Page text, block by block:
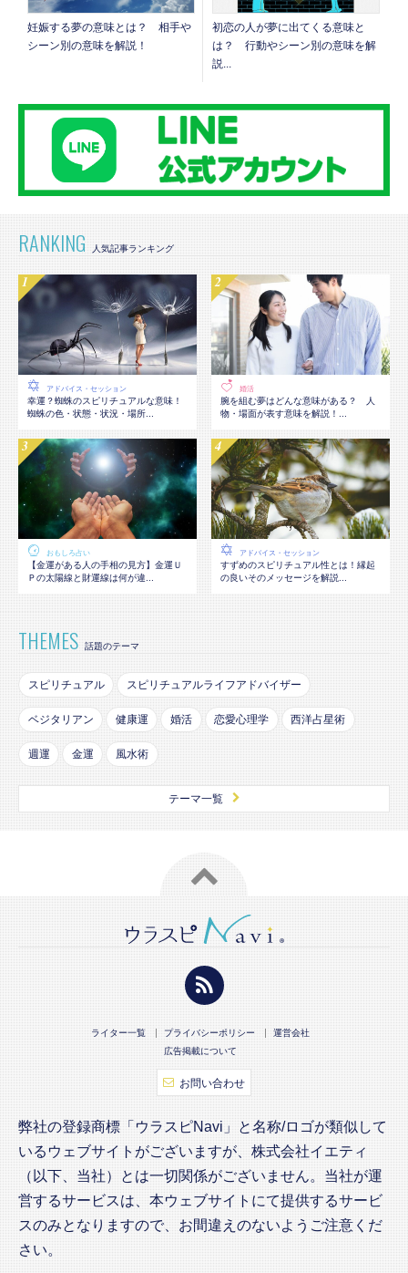
妊娠する夢の意味とは？ 相手や
シーン別の意味を解説！
初恋の人が夢に出てくる意味と
は？ 行動やシーン別の意味を解
説...
RANKING
アドバイス・セッション
幸運？蜘蛛のスピリチュアルな意味！
蜘蛛の色・状態・状況・場所...
婚活
腕を組む夢はどんな意味がある？ 人
物・場面が表す意味を解説！...
おもしろ占い
【金運がある人の手相の見方】金運Ｕ
Ｐの太陽線と財運線は何が違...
アドバイス・セッション
すずめのスピリチュアル性とは！縁起
の良いそのメッセージを解説...
THEMES 話題のテーマ
スピリチュアル スピリチュアルライフアドバイザー
ベジタリアン 健康運 婚活 恋愛心理学 西洋占星術
週運 金運 風水術
テーマ一覧
ライター一覧 プライバシーポリシー
運営会社
広告掲載について
お問い合わせ
弊社の登録商標「ウラスピNavi」と名称/ロゴが類似して
いるウェブサイトがございますが、株式会社イエティ
（以下、当社）とは一切関係がございません。当社が運
営するサービスは、本ウェブサイトにて提供するサービ
スのみとなりますので、お間違えのないようご注意くだ
さい。